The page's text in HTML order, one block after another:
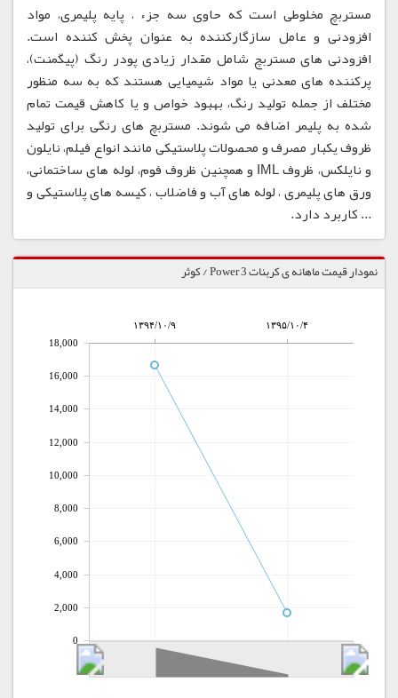
مستربچ مخلوطی است که حاوی سه جزء ، پایه پلیمری، مواد
افزودنی و عامل سازگارکننده به عنوان پخش کننده است.
افزودنی های مستربچ شامل مقدار زیادی پودر رنگ (پیگمنت)،
پرکننده های معدنی یا مواد شیمیایی هستند که به سه منظور
مختلف از جمله تولید رنگ، بهبود خواص و یا کاهش قیمت تمام
شده به پلیمر اضافه می شوند. مستربچ های رنگی برای تولید
ظروف یکبار مصرف و محصولات پلاستیکی مانند انواع فیلم، نایلون
و نایلکس، ظروف IML و همچنین ظروف فوم، لوله های ساختمانی،
ورق های پلیمری ، لوله های آب و فاضلاب ، کیسه های پلاستیکی و
... کاربرد دارد.
نمودار قیمت ماهانه ی کربنات Power 3 / کوثر
۱۳۹۴/۱۰/۹ ۱۳۹۵/۱۰/۴
0
2,000
4,000
6,000
8,000
10,000
12,000
14,000
16,000
18,000